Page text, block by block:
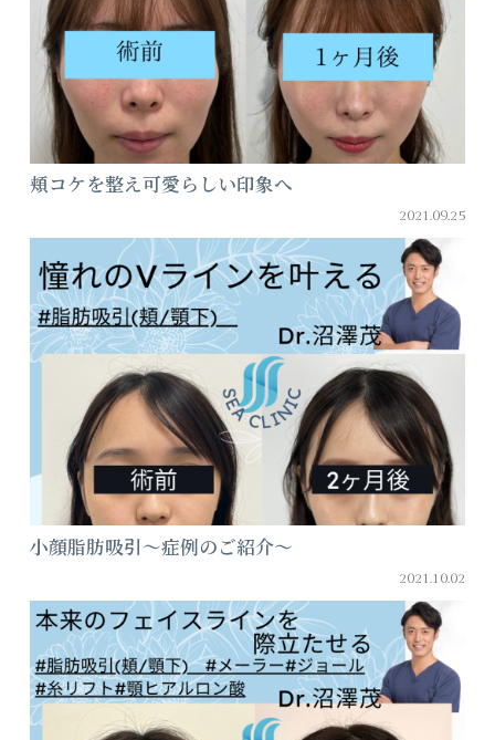
頬コケを整え可愛らしい印象へ
2021.09.25
小顔脂肪吸引～症例のご紹介～
2021.10.02